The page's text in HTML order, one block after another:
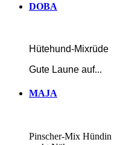
DOBA
Hütehund-Mixrüde
Gute Laune auf...
MAJA
Pinscher-Mix Hündin